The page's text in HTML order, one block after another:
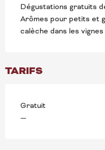
Dégustations gratuits
Arômes pour petits et
calèche dans les
TARIFS
Gratuit
—